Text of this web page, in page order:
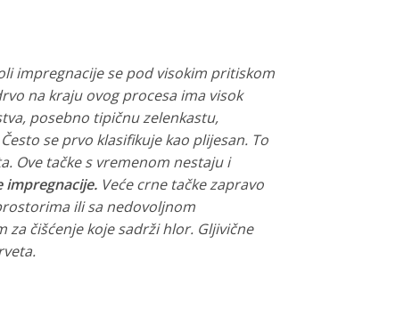
impregnacije se pod visokim pritiskom
na kraju ovog procesa ima visok
posebno tipičnu zelenkastu,
se prvo klasifikuje kao plijesan. To
Ove tačke s vremenom nestaju i
impregnacije. Veće crne tačke zapravo
ili sa nedovoljnom
čišćenje koje sadrži hlor. Gljivične